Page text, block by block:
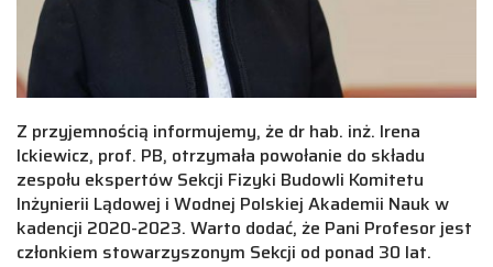
Z przyjemnością informujemy, że dr hab. inż. Irena
Ickiewicz, prof. PB, otrzymała powołanie do składu
zespołu ekspertów Sekcji Fizyki Budowli Komitetu
Inżynierii Lądowej i Wodnej Polskiej Akademii Nauk w
kadencji 2020-2023. Warto dodać, że Pani Profesor jest
członkiem stowarzyszonym Sekcji od ponad 30 lat.